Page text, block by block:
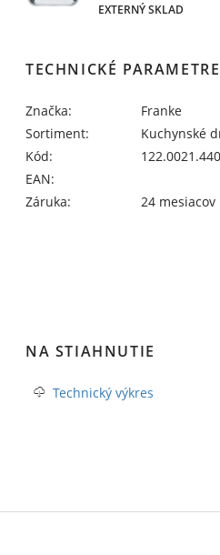
EXTERNÝ SKLAD
TECHNICKÉ PARAMETRE
Značka:
Franke
Sortiment:
Kuchynské
Kód:
122.0021.440
EAN:
Záruka:
24 mesiacov
NA STIAHNUTIE
Technický výkres